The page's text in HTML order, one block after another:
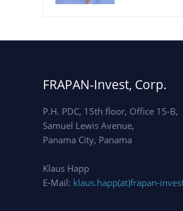
FRAPAN-Invest, Corp.
P.H. PDC, 15th floor, Office 15-B,
Samuel Lewis Avenue,
Panama City, Panama
Klaus Happ
E-Mail: klaus.happ(at)frapan-